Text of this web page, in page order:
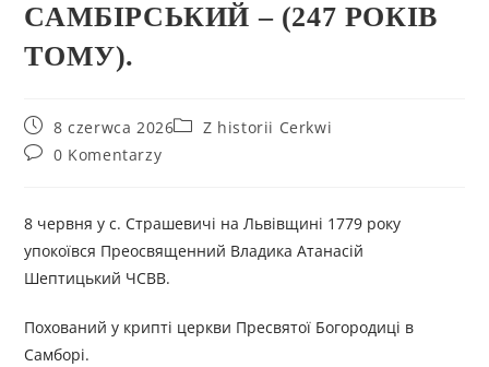
САМБІРСЬКИЙ – (247 РОКІВ
ТОМУ).
8 czerwca 2026
Z historii Cerkwi
0 Komentarzy
8 червня у с. Страшевичі на Львівщині 1779 року
упокоївся Преосвященний Владика Атанасій
Шептицький ЧСВВ.
Похований у крипті церкви Пресвятої Богородиці в
Самборі.